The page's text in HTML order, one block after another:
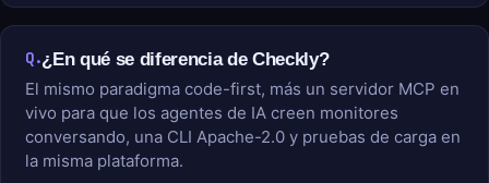
Q.¿En qué se diferencia de Checkly?
El mismo paradigma code-first, más un servidor MCP en
vivo para que los agentes de IA creen monitores
conversando, una CLI Apache-2.0 y pruebas de carga en
la misma plataforma.